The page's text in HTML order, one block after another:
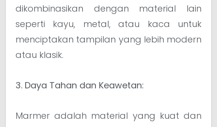
dikombinasikan dengan material lain
seperti kayu, metal, atau kaca untuk
menciptakan tampilan yang lebih modern
atau klasik.
3. Daya Tahan dan Keawetan:
Marmer adalah material yang kuat dan